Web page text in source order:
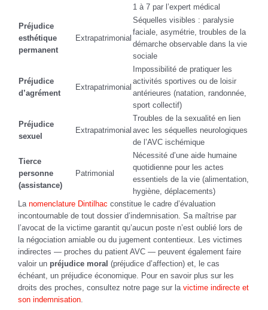
1 à 7 par l’expert médical
Préjudice
esthétique
permanent
Extrapatrimonial
Séquelles visibles : paralysie
faciale, asymétrie, troubles de la
démarche observable dans la vie
sociale
Préjudice
d’agrément
Extrapatrimonial
Impossibilité de pratiquer les
activités sportives ou de loisir
antérieures (natation, randonnée,
sport collectif)
Préjudice
sexuel
Extrapatrimonial
Troubles de la sexualité en lien
avec les séquelles neurologiques
de l’AVC ischémique
Tierce
personne
(assistance)
Patrimonial
Nécessité d’une aide humaine
quotidienne pour les actes
essentiels de la vie (alimentation,
hygiène, déplacements)
La nomenclature Dintilhac constitue le cadre d’évaluation
incontournable de tout dossier d’indemnisation. Sa maîtrise par
l’avocat de la victime garantit qu’aucun poste n’est oublié lors de
la négociation amiable ou du jugement contentieux. Les victimes
indirectes — proches du patient AVC — peuvent également faire
valoir un préjudice moral (préjudice d’affection) et, le cas
échéant, un préjudice économique. Pour en savoir plus sur les
droits des proches, consultez notre page sur la victime indirecte et
son indemnisation